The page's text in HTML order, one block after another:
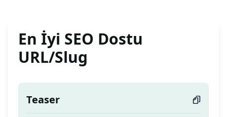
En İyi SEO Dostu
URL/Slug
Teaser